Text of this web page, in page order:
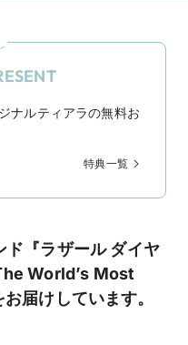
ナルティアラの無料お
特典一覧
ド『ラザール ダイヤ
World’s Most
届けしています。